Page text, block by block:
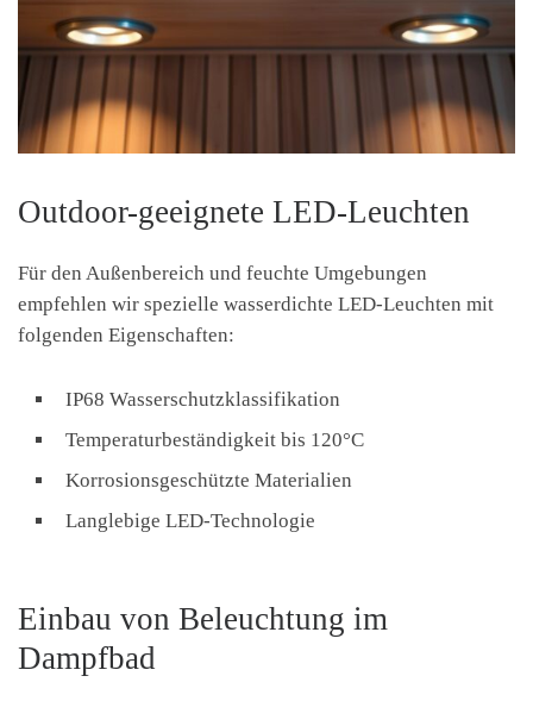
Outdoor-geeignete LED-Leuchten
Für den Außenbereich und feuchte Umgebungen
empfehlen wir spezielle wasserdichte LED-Leuchten mit
folgenden Eigenschaften:
IP68 Wasserschutzklassifikation
Temperaturbeständigkeit bis 120°C
Korrosionsgeschützte Materialien
Langlebige LED-Technologie
Einbau von Beleuchtung im
Dampfbad